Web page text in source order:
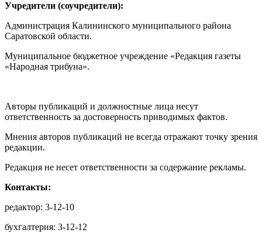
Учредители (соучредители):
Администрация Калининского муниципального района
Саратовской области.
Муниципальное бюджетное учреждение «Редакция газеты
«Народная трибуна».
Авторы публикаций и должностные лица несут
ответственность за достоверность приводимых фактов.
Мнения авторов публикаций не всегда отражают точку зрения
редакции.
Редакция не несет ответственности за содержание рекламы.
Контакты:
редактор: 3-12-10
бухгалтерия: 3-12-12